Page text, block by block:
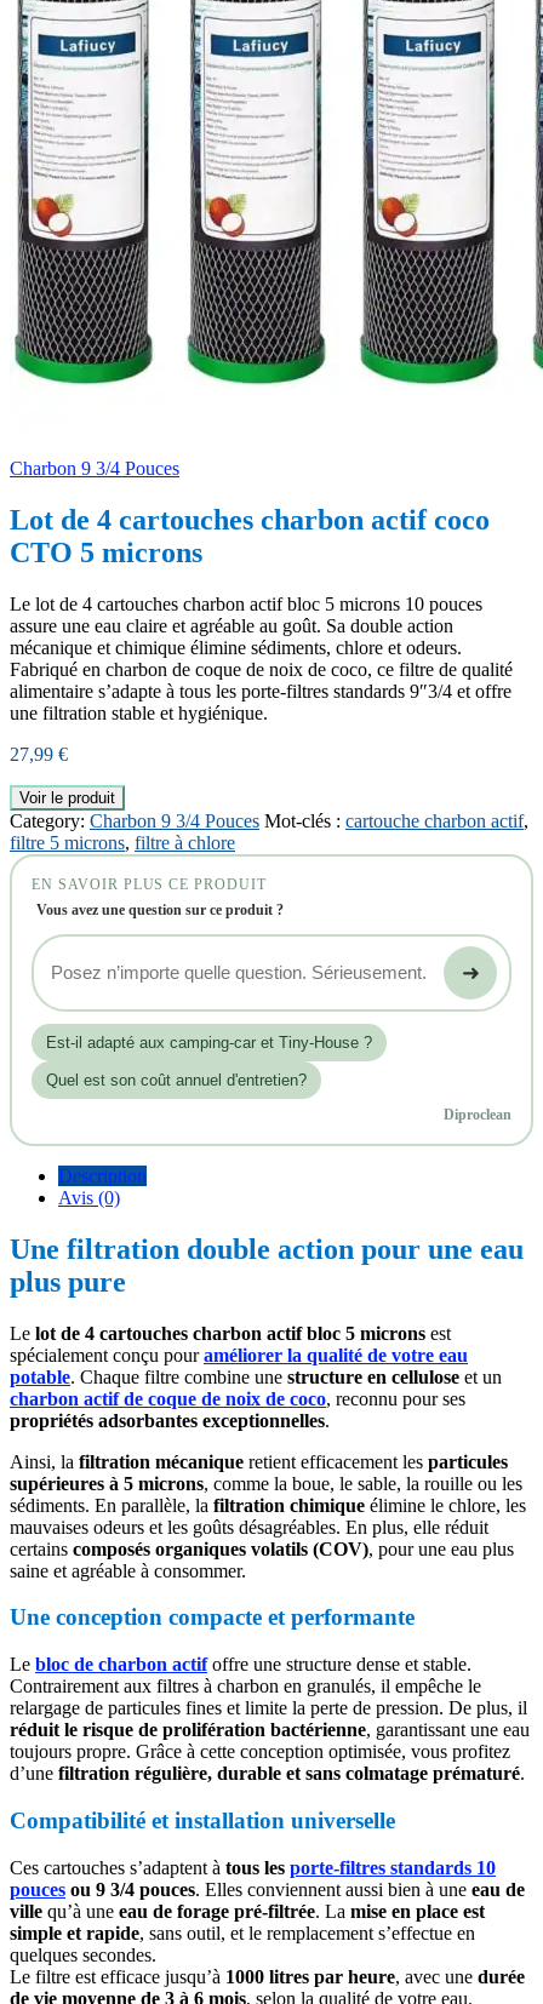
Charbon 9 3/4 Pouces
Lot de 4 cartouches charbon actif coco
CTO 5 microns
Le lot de 4 cartouches charbon actif bloc 5 microns 10 pouces
assure une eau claire et agréable au goût. Sa double action
mécanique et chimique élimine sédiments, chlore et odeurs.
Fabriqué en charbon de coque de noix de coco, ce filtre de qualité
alimentaire s’adapte à tous les porte-filtres standards 9″3/4 et offre
une filtration stable et hygiénique.
27,99 €
Voir le produit
Category: Charbon 9 3/4 Pouces Mot-clés : cartouche charbon actif,
filtre 5 microns, filtre à chlore
EN SAVOIR PLUS CE PRODUIT
Vous avez une question sur ce produit ?
➜
Est‑il adapté aux camping-car et Tiny-House ?
Quel est son coût annuel d'entretien?
Diproclean
Description
Avis (0)
Une filtration double action pour une eau
plus pure
Le lot de 4 cartouches charbon actif bloc 5 microns est
spécialement conçu pouraméliorer la qualité de votre eau
potable. Chaque filtre combine une structure en cellulose et un
charbon actif de coque de noix de coco, reconnu pour ses
propriétés adsorbantes exceptionnelles.
Ainsi, la filtration mécanique retient efficacement les particules
supérieures à 5 microns, comme la boue, le sable, la rouille ou les
sédiments. En parallèle, la filtration chimique élimine le chlore, les
mauvaises odeurs et les goûts désagréables. En plus, elle réduit
certains composés organiques volatils (COV), pour une eau plus
saine et agréable à consommer.
Une conception compacte et performante
Le bloc de charbon actifoffre une structure dense et stable.
Contrairement aux filtres à charbon en granulés, il empêche le
relargage de particules fines et limite la perte de pression. De plus, il
réduit le risque de prolifération bactérienne, garantissant une eau
toujours propre. Grâce à cette conception optimisée, vous profitez
d’une filtration régulière, durable et sans colmatage prématuré.
Compatibilité et installation universelle
Ces cartouches s’adaptent à tous les porte-filtres standards 10
pouces ou 9 3/4 pouces. Elles conviennent aussi bien à une eau de
ville qu’à une eau de forage pré-filtrée. La mise en place est
simple et rapide, sans outil, et le remplacement s’effectue en
quelques secondes.
Le filtre est efficace jusqu’à 1000 litres par heure, avec une durée
de vie moyenne de 3 à 6 mois, selon la qualité de votre eau.